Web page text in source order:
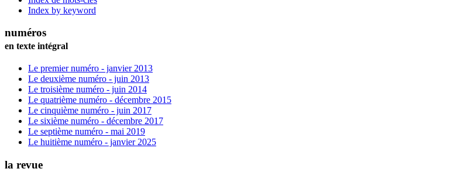
Index by keyword
numéros
en texte intégral
Le premier numéro - janvier 2013
Le deuxième numéro - juin 2013
Le troisième numéro - juin 2014
Le quatrième numéro - décembre 2015
Le cinquième numéro - juin 2017
Le sixième numéro - décembre 2017
Le septième numéro - mai 2019
Le huitième numéro - janvier 2025
la revue